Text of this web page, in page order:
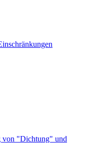
von "Dichtung" und